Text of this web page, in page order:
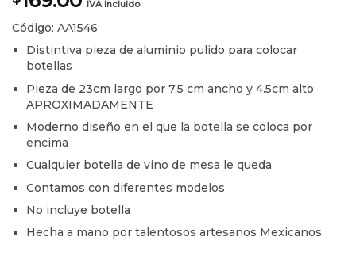
IVA Incluido
Código: AA1546
Distintiva pieza de aluminio pulido para colocar
botellas
Pieza de 23cm largo por 7.5 cm ancho y 4.5cm alto
APROXIMADAMENTE
Moderno diseño en el que la botella se coloca por
encima
Cualquier botella de vino de mesa le queda
Contamos con diferentes modelos
No incluye botella
Hecha a mano por talentosos artesanos Mexicanos